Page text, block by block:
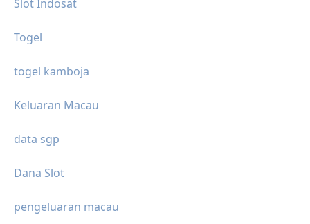
Slot Indosat
Togel
togel kamboja
Keluaran Macau
data sgp
Dana Slot
pengeluaran macau